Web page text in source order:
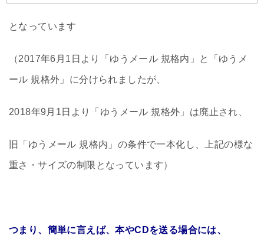
となっています
（2017年6月1日より「ゆうメール 規格内」と「ゆうメ
ール 規格外」に分けられましたが、
2018年9月1日より「ゆうメール 規格外」は廃止され、
旧「ゆうメール 規格内」の条件で一本化し、上記の様な
重さ・サイズの制限となっています）
つまり、簡単に言えば、本やCDを送る場合には、